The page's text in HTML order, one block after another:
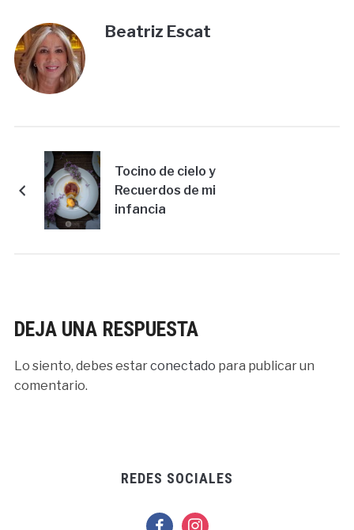
Beatriz Escat
Tocino de cielo y
Recuerdos de mi
infancia
DEJA UNA RESPUESTA
Lo siento, debes estarconectado para publicar un
comentario.
REDES SOCIALES
facebookinstagram